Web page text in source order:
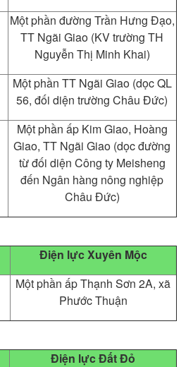
Một phần đường Trần Hưng Đạo,
TT Ngãi Giao (KV trường TH
Nguyễn Thị Minh Khai)
Một phần TT Ngãi Giao (dọc QL
56, đối diện trường Châu Đức)
Một phần ấp Kim Giao, Hoàng
Giao, TT Ngãi Giao (dọc đường
từ đối diện Công ty Meisheng
đến Ngân hàng nông nghiệp
Châu Đức)
Điện lực Xuyên Mộc
Một phần ấp Thạnh Sơn 2A, xã
Phước Thuận
Điện lực Đất Đỏ